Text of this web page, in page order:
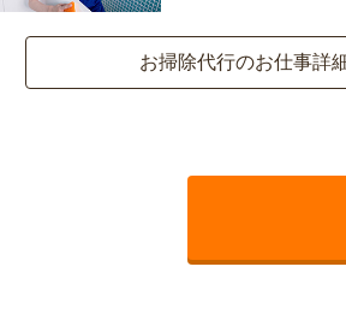
お掃除代行のお仕事詳